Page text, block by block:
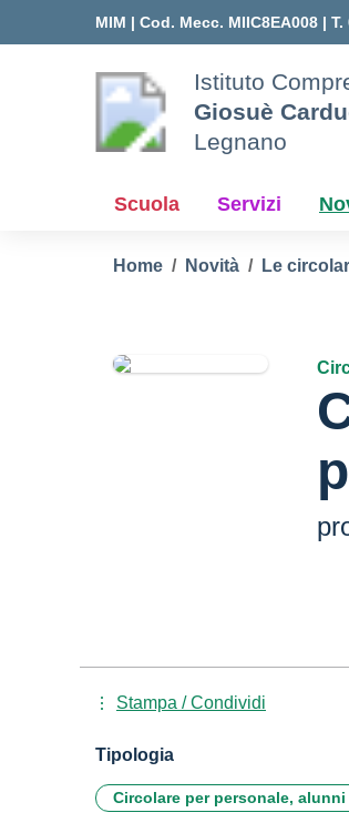
MIM | Cod. Mecc. MIIC8EA008 | T.
Istituto
Giosuè
Legnano
Scuola Servizi
Home Novità Le
Stampa / Condividi
Tipologia
Circolare per personale,